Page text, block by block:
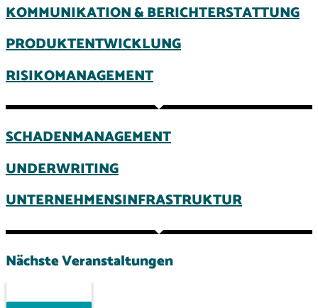
KOMMUNIKATION & BERICHTERSTATTUNG
PRODUKTENTWICKLUNG
RISIKOMANAGEMENT
SCHADENMANAGEMENT
UNDERWRITING
UNTERNEHMENSINFRASTRUKTUR
Nächste Veranstaltungen